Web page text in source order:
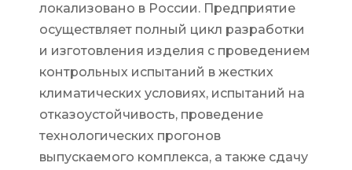
локализовано в России. Предприятие
осуществляет полный цикл разработки
и изготовления изделия c проведением
контрольных испытаний в жестких
климатических условиях, испытаний на
отказоустойчивость, проведение
технологических прогонов
выпускаемого комплекса, а также сдачу